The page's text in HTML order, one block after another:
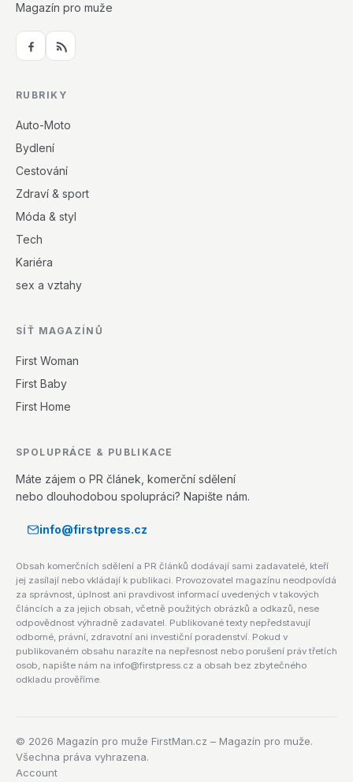
Magazín pro muže
RUBRIKY
Auto-Moto
Bydlení
Cestování
Zdraví & sport
Móda & styl
Tech
Kariéra
sex a vztahy
SÍŤ MAGAZÍNŮ
First Woman
First Baby
First Home
SPOLUPRÁCE & PUBLIKACE
Máte zájem o PR článek, komerční sdělení
nebo dlouhodobou spolupráci? Napište nám.
info@firstpress.cz
Obsah komerčních sdělení a PR článků dodávají sami zadavatelé, kteří
jej zasílají nebo vkládají k publikaci. Provozovatel magazínu neodpovídá
za správnost, úplnost ani pravdivost informací uvedených v takových
článcích a za jejich obsah, včetně použitých obrázků a odkazů, nese
odpovědnost výhradně zadavatel. Publikované texty nepředstavují
odborné, právní, zdravotní ani investiční poradenství. Pokud v
publikovaném obsahu narazíte na nepřesnost nebo porušení práv třetích
osob, napište nám na info@firstpress.cz a obsah bez zbytečného
odkladu prověříme.
© 2026 Magazín pro muže FirstMan.cz – Magazín pro muže.
Všechna práva vyhrazena.
Account